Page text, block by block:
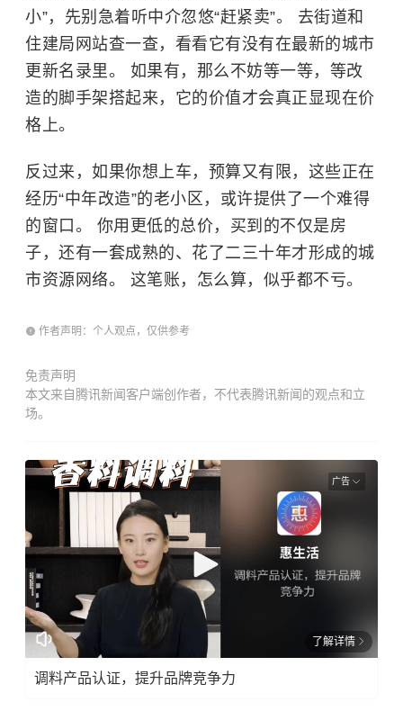
小”，先别急着听中介忽悠“赶紧卖”。 去街道和
住建局网站查一查，看看它有没有在最新的城市
更新名录里。 如果有，那么不妨等一等，等改
造的脚手架搭起来，它的价值才会真正显现在价
格上。
反过来，如果你想上车，预算又有限，这些正在
经历“中年改造”的老小区，或许提供了一个难得
的窗口。 你用更低的总价，买到的不仅是房
子，还有一套成熟的、花了二三十年才形成的城
市资源网络。 这笔账，怎么算，似乎都不亏。
作者声明：个人观点，仅供参考
免责声明
本文来自腾讯新闻客户端创作者，不代表腾讯新闻的观点和立
场。
广告
了解详情
调料产品认证，提升品牌竞争力